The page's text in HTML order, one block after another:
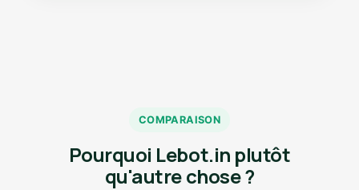
COMPARAISON
Pourquoi Lebot.in plutôt
qu'autre chose ?